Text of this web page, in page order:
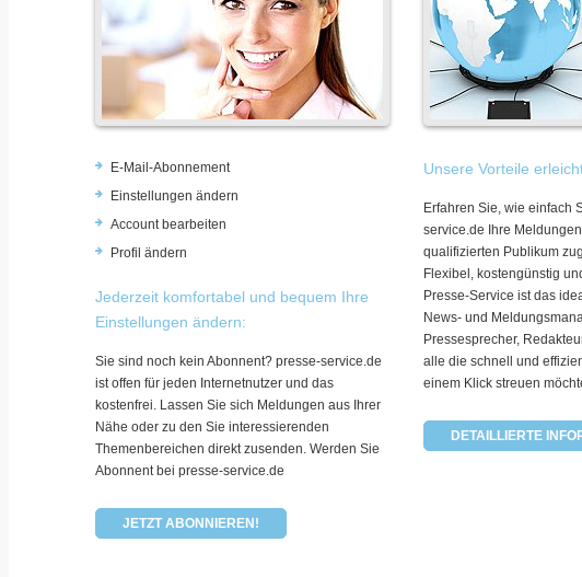
E-Mail-Abonnement
Einstellungen ändern
Account bearbeiten
Profil ändern
Jederzeit komfortabel und bequem Ihre
Einstellungen ändern:
Sie sind noch kein Abonnent? presse-service.de
ist offen für jeden Internetnutzer und das
kostenfrei. Lassen Sie sich Meldungen aus Ihrer
Nähe oder zu den Sie interessierenden
Themenbereichen direkt zusenden. Werden Sie
Abonnent bei presse-service.de
JETZT ABONNIEREN!
Unsere Vorteile
Erfahren Sie, wie einfach
service.de Ihre
qualifizierten Publikum
Flexibel, kostengünstig
Presse-Service ist das
News- und
Pressesprecher,
alle die schnell und
einem Klick streuen
DETAILLIERTE